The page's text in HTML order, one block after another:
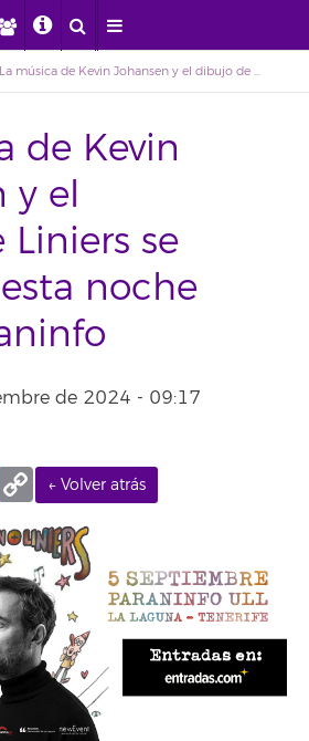
La música de Kevin Johansen y el dibujo de Liniers se fusionan esta noche en el Paraninfo
de Kevin
y el
se
noche
de 2024 - 09:17
← Volver atrás
Copy
Link